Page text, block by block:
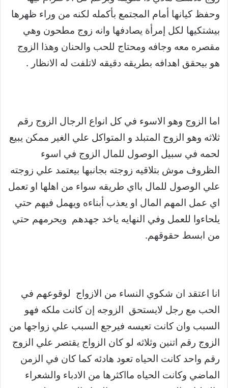
وحفظ كيانها أمام المجتمع بأكمله لكنه من وراء ظهرها
بيشتكيها لكل إمرأة يصادفها وانه زوج مطحون وهي
مقصره معه وجافه ومحتاج للحب والحنان وهذا الزوج
هو بيحقق اهدافه بطريقه دقيقه لاتلفت له الانظار .
اما الزوج وهو الاسوء في كل انواع الرجال الزوج رقم
ثلاثه وهو الزوج المتبلد و المتواكل علي الغير ممكن يبيع
لحمه في سبيل الوصول للمال الزوج في اسوء
الظروف موش بتلاقيه زوجته بجانبها بيعتمد علي زوجته
علي الوصول للمال بااي طريقه سواء من اهلها او تعمل
اي عمل المهم المال او يعذب أبناءه ويهمل فيهم حتي
يلحاءوا للعمل وفي النهايه ياخد جهدهم ويحرمهم حتي
من ابسط حقوقهم.
انا اعتقد ان شكوي النساء من الازواج لوقوعهم في
الحب مع رجل لايستحق الزوجه إن كانت ملكه فهو
السبب وان كانت تعيسه فيرجع السبب علي زواجها من
الزوج رقم اتنين وثلاثه لو كان الزواج يقتصر علي الزوج
رقم واحد كانت الحياه تعود هادئه كما كان في الزمن
الماضي وكانت الحياه مااكثرها من الادباء والشعراء